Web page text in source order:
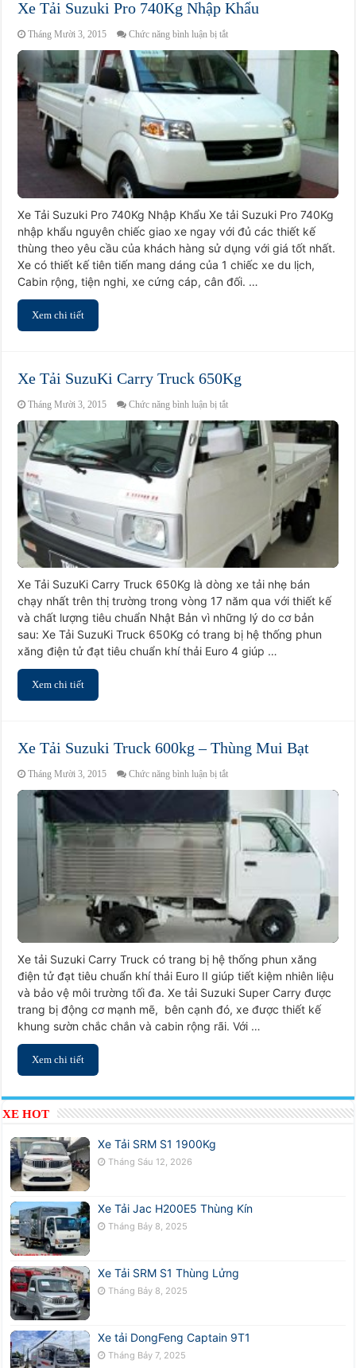
Xe Tải Suzuki Pro 740Kg Nhập Khẩu
Tháng Mười 3, 2015 Chức năng bình luận bị tắtở
Xe
Tải
Suzuki
Pro
Nhập
Khẩu
Xe Tải Suzuki Pro 740Kg Nhập Khẩu Xe tải Suzuki Pro 740Kg
nhập khẩu nguyên chiếc giao xe ngay với đủ các thiết kế
thùng theo yêu cầu của khách hàng sử dụng với giá tốt nhất.
Xe có thiết kế tiên tiến mang dáng của 1 chiếc xe du lịch,
Cabin rộng, tiện nghi, xe cứng cáp, cân đối. …
Xem chi tiết
Xe Tải SuzuKi Carry Truck 650Kg
Tháng Mười 3, 2015 Chức năng bình luận bị tắtở
Xe
Tải
SuzuKi
Xe Tải SuzuKi Carry Truck 650Kg là dòng xe tải nhẹ bán
chạy nhất trên thị trường trong vòng 17 năm qua với thiết kế
và chất lượng tiêu chuẩn Nhật Bản vì những lý do cơ bản
sau: Xe Tải SuzuKi Truck 650Kg có trang bị hệ thống phun
xăng điện tử đạt tiêu chuẩn khí thải Euro 4 giúp …
Xem chi tiết
Xe Tải Suzuki Truck 600kg – Thùng Mui Bạt
Tháng Mười 3, 2015 Chức năng bình luận bị tắtở
Xe
Tải
Suzuki
Truck
600kg
Bạt
Xe tải Suzuki Carry Truck có trang bị hệ thống phun xăng
điện tử đạt tiêu chuẩn khí thải Euro II giúp tiết kiệm nhiên liệu
và bảo vệ môi trường tối đa. Xe tải Suzuki Super Carry được
trang bị động cơ mạnh mẽ, bên cạnh đó, xe được thiết kế
khung sườn chắc chắn và cabin rộng rãi. Với …
Xem chi tiết
XE HOT
Xe Tải SRM S1 1900Kg
Tháng Sáu 12, 2026
Xe Tải Jac H200E5 Thùng Kín
Tháng Bảy 8, 2025
Xe Tải SRM S1 Thùng Lửng
Tháng Bảy 8, 2025
Xe tải DongFeng Captain 9T1
Tháng Bảy 7, 2025